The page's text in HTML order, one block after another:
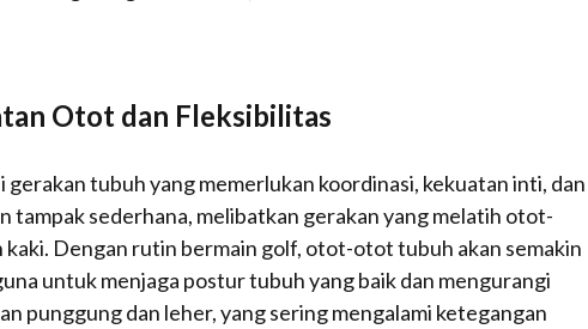
Otot dan Fleksibilitas
tubuh yang memerlukan koordinasi, kekuatan inti, dan
tampak sederhana, melibatkan gerakan yang melatih otot-
kaki. Dengan rutin bermain golf, otot-otot tubuh akan semakin
untuk menjaga postur tubuh yang baik dan mengurangi
punggung dan leher, yang sering mengalami ketegangan